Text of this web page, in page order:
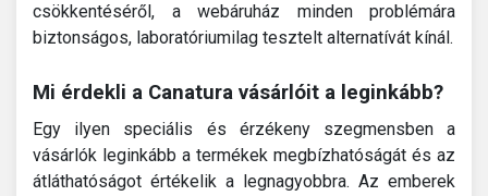
csökkentéséről, a webáruház minden problémára
biztonságos, laboratóriumilag tesztelt alternatívát kínál.
Mi érdekli a Canatura vásárlóit a leginkább?
Egy ilyen speciális és érzékeny szegmensben a
vásárlók leginkább a termékek megbízhatóságát és az
átláthatóságot értékelik a legnagyobbra. Az emberek